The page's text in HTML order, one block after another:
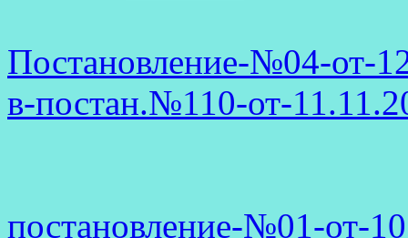
Постановление-№04-от-
в-постан.№110-от-
постановление-№01-от-